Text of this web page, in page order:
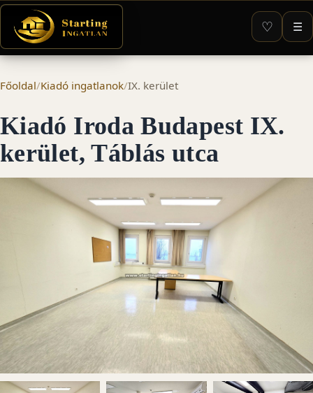
♡ ☰
Főoldal/Kiadó ingatlanok/IX. kerület
Kiadó Iroda Budapest IX.
kerület, Táblás utca